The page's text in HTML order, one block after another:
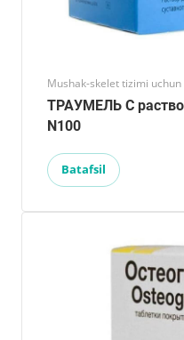
Mushak-skelet tizimi uchun
ТРАУМЕЛЬ С
N100
Batafsil